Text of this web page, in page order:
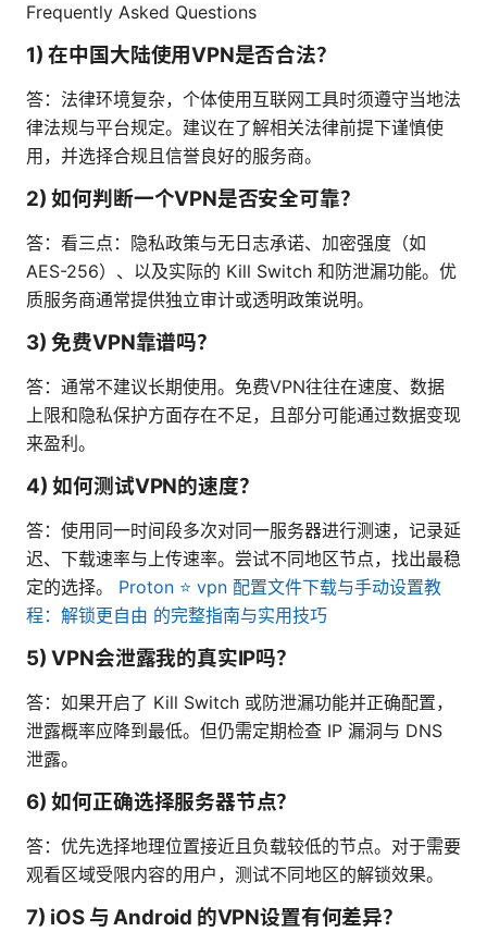
Frequently Asked Questions
1) 在中国大陆使用VPN是否合法？
答：法律环境复杂，个体使用互联网工具时须遵守当地法
律法规与平台规定。建议在了解相关法律前提下谨慎使
用，并选择合规且信誉良好的服务商。
2) 如何判断一个VPN是否安全可靠？
答：看三点：隐私政策与无日志承诺、加密强度（如
AES-256）、以及实际的 Kill Switch 和防泄漏功能。优
质服务商通常提供独立审计或透明政策说明。
3) 免费VPN靠谱吗？
答：通常不建议长期使用。免费VPN往往在速度、数据
上限和隐私保护方面存在不足，且部分可能通过数据变现
来盈利。
4) 如何测试VPN的速度？
答：使用同一时间段多次对同一服务器进行测速，记录延
迟、下载速率与上传速率。尝试不同地区节点，找出最稳
定的选择。 Proton ⭐ vpn 配置文件下载与手动设置教
程：解锁更自由 的完整指南与实用技巧
5) VPN会泄露我的真实IP吗？
答：如果开启了 Kill Switch 或防泄漏功能并正确配置，
泄露概率应降到最低。但仍需定期检查 IP 漏洞与 DNS
泄露。
6) 如何正确选择服务器节点？
答：优先选择地理位置接近且负载较低的节点。对于需要
观看区域受限内容的用户，测试不同地区的解锁效果。
7) iOS 与 Android 的VPN设置有何差异？